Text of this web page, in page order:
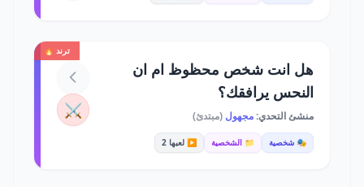
ترند 🔥
هل انت شخص محظوظ ام ان
النحس يرافقك؟
منشئ التحدي:مجهول (مبتدئ)
🎭 شخصية 📁 الشخصية ▶️ لعبها 2
⚔️